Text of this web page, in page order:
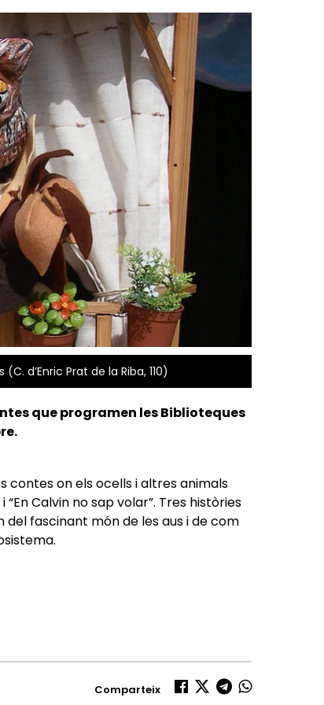
d’Enric Prat de la Riba, 110)
que programen les Biblioteques
contes on els ocells i altres animals
“En Calvin no sap volar”. Tres històries
fascinant món de les aus i de com
Comparteix